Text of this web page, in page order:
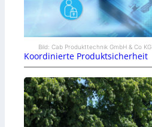
Bild: Cab Produkttechnik GmbH & Co KG
Koordinierte Produktsicherheit